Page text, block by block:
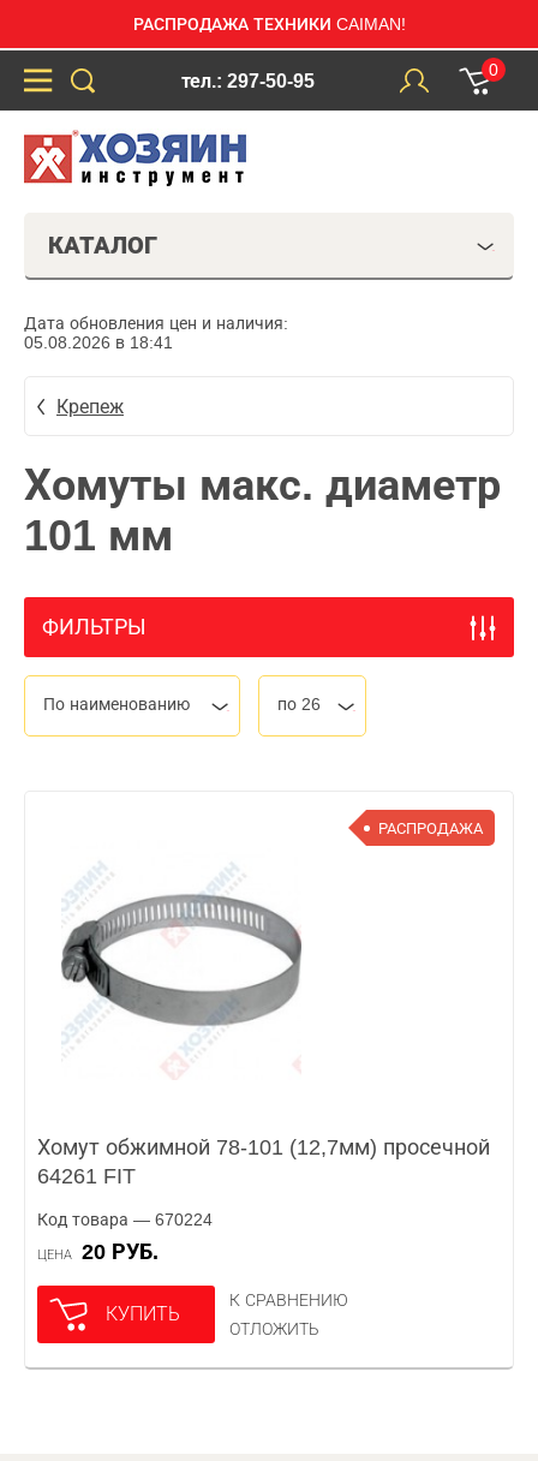
РАСПРОДАЖА ТЕХНИКИ CAIMAN!
тел.: 297-50-95
0
КАТАЛОГ
Дата обновления цен и наличия:
05.08.2026 в 18:41
Крепеж
Хомуты макс. диаметр
101 мм
ФИЛЬТРЫ
По наименованию по 26
РАСПРОДАЖА
Хомут обжимной 78-101 (12,7мм) просечной
64261 FIT
Код товара — 670224
ЦЕНА 20 РУБ.
КУПИТЬ
К СРАВНЕНИЮ
ОТЛОЖИТЬ